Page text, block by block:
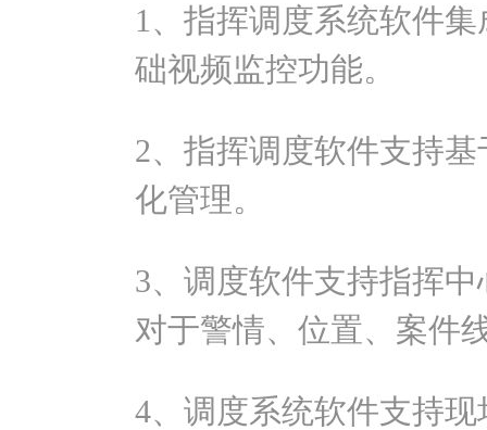
1、指挥调度系统软件
础视频监控功能。
2、指挥调度软件支持
化管理。
3、调度软件支持指挥
对于警情、位置、案件
4、调度系统软件支持